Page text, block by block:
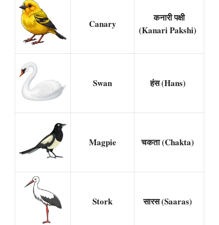
Canary
कनारी पक्षी
(Kanari Pakshi)
Swan हंस (Hans)
Magpie चकता (Chakta)
Stork सारस (Saaras)